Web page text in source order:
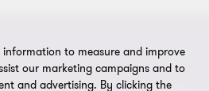
to measure and improve
our marketing campaigns and to
and advertising. By clicking the